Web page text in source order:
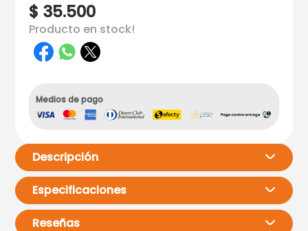
$ 35.500
Producto en stock!
Medios de pago
Descripción
Especificaciones
Reseñas